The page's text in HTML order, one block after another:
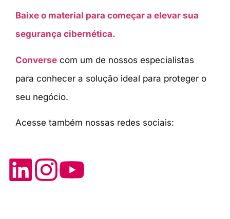
Baixe o material para começar a elevar sua
segurança cibernética.
Converse com um de nossos especialistas
para conhecer a solução ideal para proteger o
seu negócio.
Acesse também nossas redes sociais: